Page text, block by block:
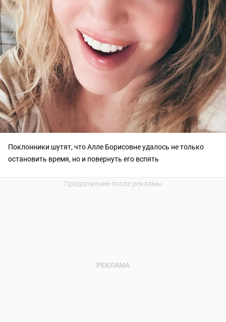
Поклонники шутят, что Алле Борисовне удалось не только
остановить время, но и повернуть его вспять